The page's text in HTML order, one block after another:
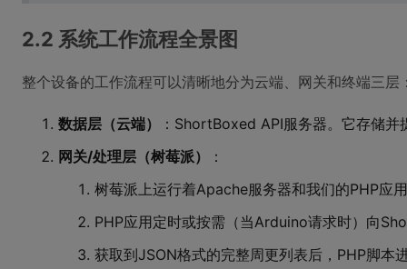
2.2 系统工作流程全景图
整个设备的工作流程可以清晰地分为云端、网关和终端三层
数据层（云端）
：ShortBoxed API服务器。它存储
网关/处理层（树莓派）
：
树莓派上运行着Apache服务器和我们的PHP应
PHP应用定时或按需（当Arduino请求时）向
获取到JSON格式的完整周更列表后，PHP脚本